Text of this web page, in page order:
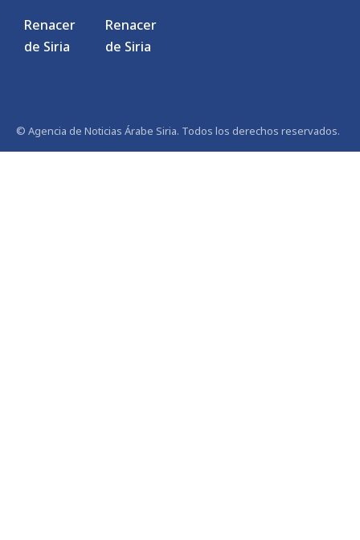
Renacer
de Siria
Renacer
de Siria
© Agencia de Noticias Árabe Siria. Todos los derechos reservados.